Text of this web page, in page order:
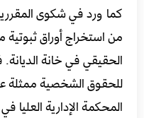
كما ورد في شكوى
من استخراج أوراق ثبوتية
الحقيقي في خانة
للحقوق الشخصية ممثلة